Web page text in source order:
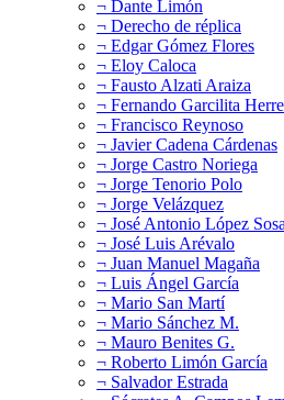
¬ Dante Limón
¬ Derecho de réplica
¬ Edgar Gómez Flores
¬ Eloy Caloca
¬ Fausto Alzati Araiza
¬ Fernando Garcilita
¬ Francisco Reynoso
¬ Javier Cadena Cárdenas
¬ Jorge Castro Noriega
¬ Jorge Tenorio Polo
¬ Jorge Velázquez
¬ José Antonio López Sosa
¬ José Luis Arévalo
¬ Juan Manuel Magaña
¬ Luis Ángel García
¬ Mario San Martí
¬ Mario Sánchez M.
¬ Mauro Benites G.
¬ Roberto Limón García
¬ Salvador Estrada